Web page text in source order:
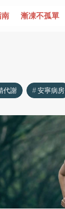
漸凍不孤單
代謝 安寧病房